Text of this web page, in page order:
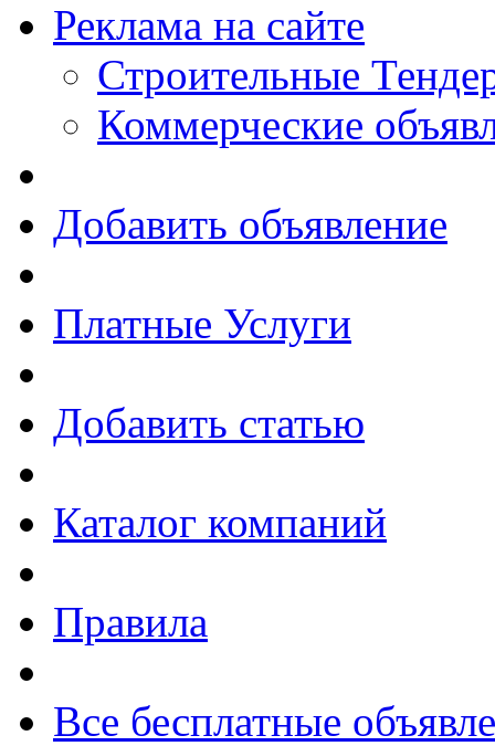
Реклама на сайте
Строительные
Коммерческие
Добавить объявление
Платные Услуги
Добавить статью
Каталог компаний
Правила
Все бесплатные